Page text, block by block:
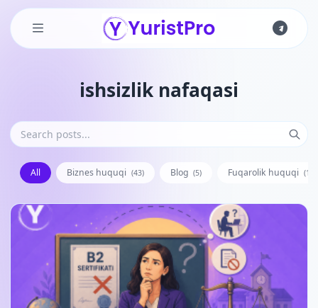
ishsizlik nafaqasi
All Biznes huquqi (43) Blog (5) Fuqarolik huquqi